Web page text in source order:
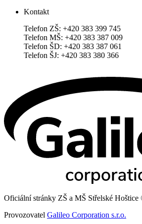
Kontakt
Telefon ZŠ: +420 383 399 745
Telefon MŠ: +420 383 387 009
Telefon ŠD: +420 383 387 061
Telefon ŠJ: +420 383 380 366
Oficiální stránky ZŠ a MŠ Střelské Hoštice
Provozovatel Galileo Corporation s.r.o.